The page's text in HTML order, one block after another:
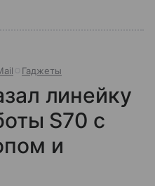
Гаджеты
линейку
S70 с
и